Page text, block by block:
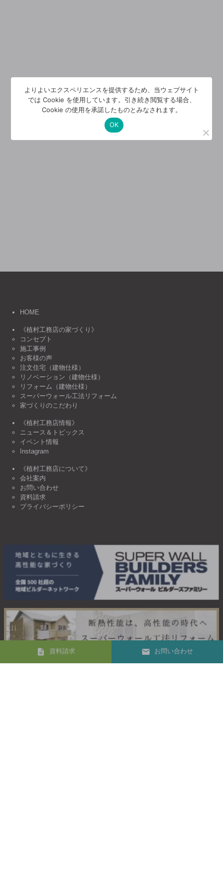
HOME
《植村工務店の家づくり》
コンセプト
施工事例
お客様の声
注文住宅（建物仕様）
リノベーション（建物仕様）
リフォーム（建物仕様）
スーパーウォール工法リフォーム
家づくりのこだわり
《植村工務店情報》
ニュース＆トピックス
イベント情報
Instagram
《植村工務店について》
会社案内
お問い合わせ
資料請求
プライバシーポリシー
資料請求 お問い合わせ
よりよいエクスペリエンスを提供するため、当ウェブサイト
では Cookie を使用しています。引き続き閲覧する場合、
Cookie の使用を承諾したものとみなされます。
OK